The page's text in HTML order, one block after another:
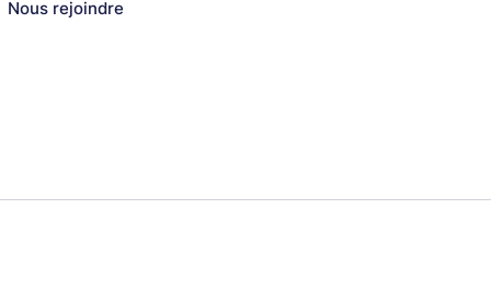
Nous rejoindre